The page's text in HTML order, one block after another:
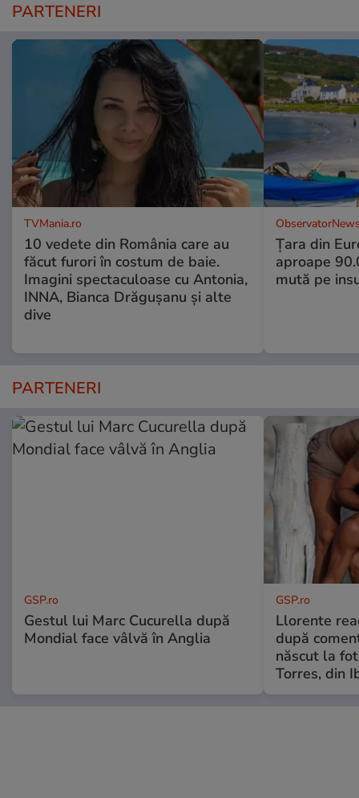
PARTENERI
TVMania.ro
10 vedete din România care au
făcut furori în costum de baie.
Imagini spectaculoase cu Antonia,
INNA, Bianca Drăgușanu și alte
dive
Țara din
aproape
mută pe
PARTENERI
GSP.ro
Gestul lui Marc Cucurella după
Mondial face vâlvă în Anglia
GSP.ro
Llorente
după
născut la
Torres, din